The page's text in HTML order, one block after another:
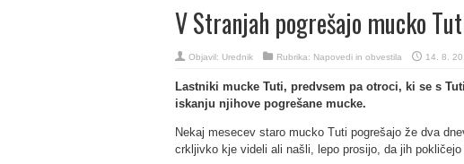
V Stranjah pogrešajo mucko
Objavil: Urednik Rubrika: Napovedi in obvestila 14. 8.
Lastniki mucke Tuti, predvsem pa otroci, ki se s
iskanju njihove pogrešane mucke.
Nekaj mesecev staro mucko Tuti pogrešajo že dva
crkljivko kje videli ali našli, lepo prosijo, da jih